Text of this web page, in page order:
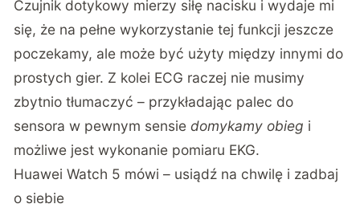
Czujnik dotykowy mierzy siłę nacisku i wydaje mi
się, że na pełne wykorzystanie tej funkcji jeszcze
poczekamy, ale może być użyty między innymi do
prostych gier. Z kolei ECG raczej nie musimy
zbytnio tłumaczyć – przykładając palec do
sensora w pewnym sensiedomykamy obieg i
możliwe jest wykonanie pomiaru EKG.
Huawei Watch 5 mówi – usiądź na chwilę i zadbaj
o siebie